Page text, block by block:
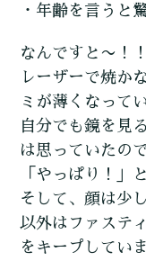
・年齢を言うと
なんですと〜！！
レーザーで焼か
ミが薄くなって
自分でも鏡を見
は思っていたの
「やっぱり！」と
そして、顔は少
以外はファステ
をキープしてい